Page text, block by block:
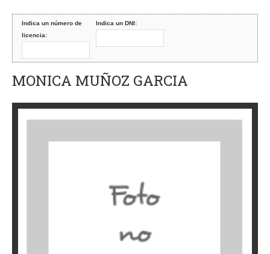
Indica un número de
licencia:
Indica un DNI:
MONICA MUÑOZ GARCIA